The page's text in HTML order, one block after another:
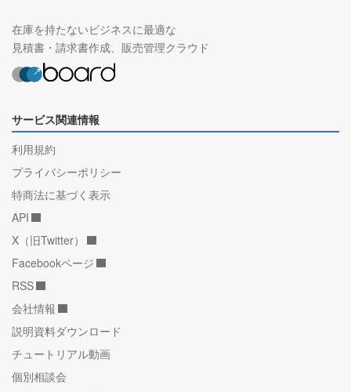
在庫を持たないビジネスに最適な
見積書・請求書作成、販売管理クラウド
サービス関連情報
利用規約
プライバシーポリシー
特商法に基づく表示
API
X（旧Twitter）
Facebookページ
RSS
会社情報
説明資料ダウンロード
チュートリアル動画
個別相談会